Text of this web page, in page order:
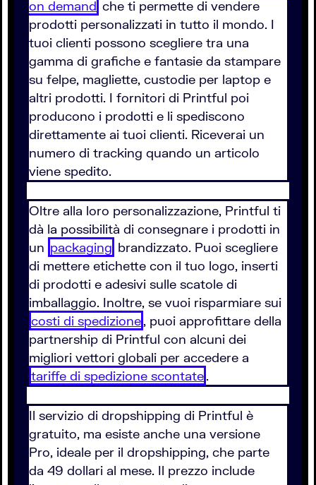
on demand che ti permette di vendere
prodotti personalizzati in tutto il mondo. I
tuoi clienti possono scegliere tra una
gamma di grafiche e fantasie da stampare
su felpe, magliette, custodie per laptop e
altri prodotti. I fornitori di Printful poi
producono i prodotti e li spediscono
direttamente ai tuoi clienti. Riceverai un
numero di tracking quando un articolo
viene spedito.
Oltre alla loro personalizzazione, Printful ti
dà la possibilità di consegnare i prodotti in
un packaging brandizzato. Puoi scegliere
di mettere etichette con il tuo logo, inserti
di prodotti e adesivi sulle scatole di
imballaggio. Inoltre, se vuoi risparmiare sui
costi di spedizione, puoi approfittare della
partnership di Printful con alcuni dei
migliori vettori globali per accedere a
tariffe di spedizione scontate.
Il servizio di dropshipping di Printful è
gratuito, ma esiste anche una versione
Pro, ideale per il dropshipping, che parte
da 49 dollari al mese. Il prezzo include